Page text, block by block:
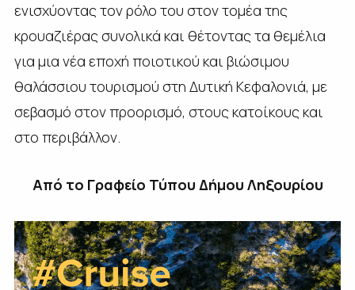
ενισχύοντας τον ρόλο του στον τομέα της
κρουαζιέρας συνολικά και θέτοντας τα θεμέλια
για μια νέα εποχή ποιοτικού και βιώσιμου
θαλάσσιου τουρισμού στη Δυτική Κεφαλονιά, με
σεβασμό στον προορισμό, στους κατοίκους και
στο περιβάλλον.
Από το Γραφείο Τύπου Δήμου Ληξουρίου